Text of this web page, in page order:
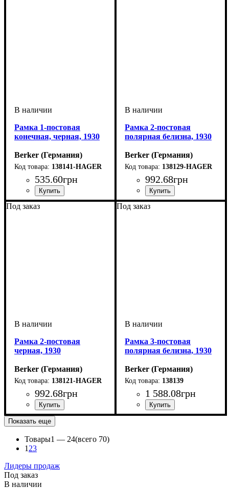
Рамка 1-постовая
конечная, черная, 1930
Berker (Германия)
138141-HAGER
535.60грн
Тип электрофурнитуры:
Рамки
Серия: 1930
Цвет: Чёрный
Рамка 2-постовая
полярная белизна, 1930
Berker (Германия)
138129-HAGER
992.68грн
Тип электрофурнитуры:
Рамки
Серия: 1930
Цвет: Полярная белизна
Под заказ
Рамка 2-постовая
черная, 1930
Berker (Германия)
138121-HAGER
992.68грн
Тип электрофурнитуры:
Рамки
Серия: 1930
Цвет: Чёрный
Под заказ
Рамка 3-постовая
полярная белизна, 1930
Berker (Германия)
138139
1 588.08грн
Тип электрофурнитуры:
Серия: 1930
Цвет: Полярная белизна
Показать еще
Товары1 — 24(всего 70)
1 23
Лидеры продаж
Под заказ